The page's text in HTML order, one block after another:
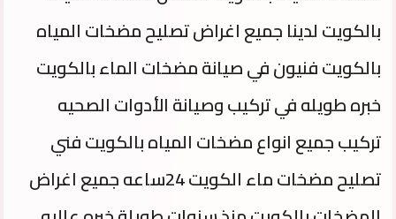
بالكويت لدينا جميع اغراض تصليح مضخات المياه
بالكويت فنيون في صيانة مضخات الماء بالكويت
خبره طويله في تركيب وصيانة الأدوات الصحيه
تركيب جميع انواع مضخات المياه بالكويت فني
تصليح مضخات ماء الكويت 24ساعه جميع اغراض